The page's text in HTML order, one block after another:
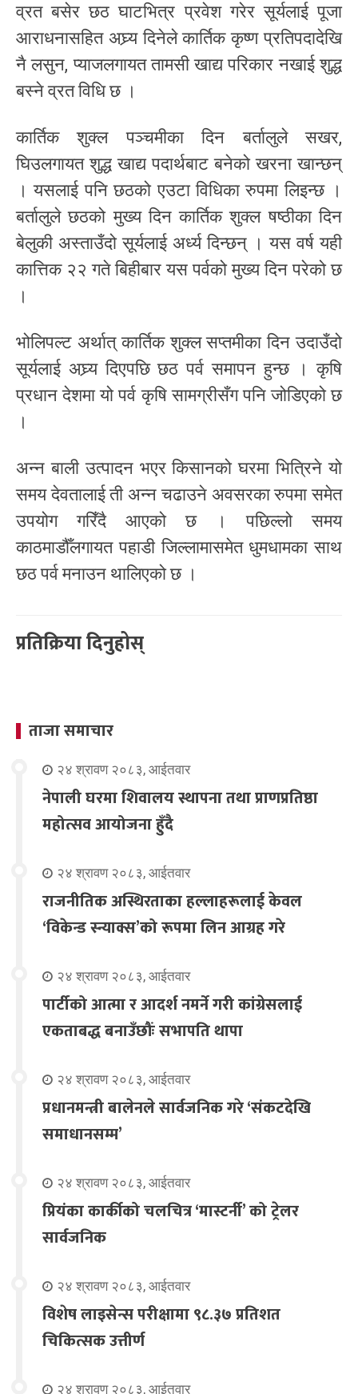
व्रत बसेर छठ घाटभित्र प्रवेश गरेर सूर्यलाई पूजा
आराधनासहित अघ्र्य दिनेले कार्तिक कृष्ण प्रतिपदादेखि
नै लसुन, प्याजलगायत तामसी खाद्य परिकार नखाई शुद्ध
बस्ने व्रत विधि छ ।
कार्तिक शुक्ल पञ्चमीका दिन बर्तालुले सखर,
घिउलगायत शुद्ध खाद्य पदार्थबाट बनेको खरना खान्छन्
। यसलाई पनि छठको एउटा विधिका रुपमा लिइन्छ ।
बर्तालुले छठको मुख्य दिन कार्तिक शुक्ल षष्ठीका दिन
बेलुकी अस्ताउँदो सूर्यलाई अर्ध्य दिन्छन् । यस वर्ष यही
कात्तिक २२ गते बिहीबार यस पर्वको मुख्य दिन परेको छ
।
भोलिपल्ट अर्थात् कार्तिक शुक्ल सप्तमीका दिन उदाउँदो
सूर्यलाई अघ्र्य दिएपछि छठ पर्व समापन हुन्छ । कृषि
प्रधान देशमा यो पर्व कृषि सामग्रीसँग पनि जोडिएको छ
।
अन्न बाली उत्पादन भएर किसानको घरमा भित्रिने यो
समय देवतालाई ती अन्न चढाउने अवसरका रुपमा समेत
उपयोग गरिँदै आएको छ । पछिल्लो समय
काठमाडौँलगायत पहाडी जिल्लामासमेत धुमधामका साथ
छठ पर्व मनाउन थालिएको छ ।
प्रतिक्रिया दिनुहोस्
ताजा समाचार
२४ श्रावण २०८३, आईतवार
नेपाली घरमा शिवालय स्थापना तथा प्राणप्रतिष्ठा
महोत्सव आयोजना हुँदै
२४ श्रावण २०८३, आईतवार
राजनीतिक अस्थिरताका हल्लाहरूलाई केवल
‘विकेन्ड स्न्याक्स’को रूपमा लिन आग्रह गरे
२४ श्रावण २०८३, आईतवार
पार्टीको आत्मा र आदर्श नमर्ने गरी कांग्रेसलाई
एकताबद्ध बनाउँछौंः सभापति थापा
२४ श्रावण २०८३, आईतवार
प्रधानमन्त्री बालेनले सार्वजनिक गरे ‘संकटदेखि
समाधानसम्म’
२४ श्रावण २०८३, आईतवार
प्रियंका कार्कीको चलचित्र ‘मास्टर्नी’ को ट्रेलर
सार्वजनिक
२४ श्रावण २०८३, आईतवार
विशेष लाइसेन्स परीक्षामा ९८.३७ प्रतिशत
चिकित्सक उत्तीर्ण
२४ श्रावण २०८३, आईतवार